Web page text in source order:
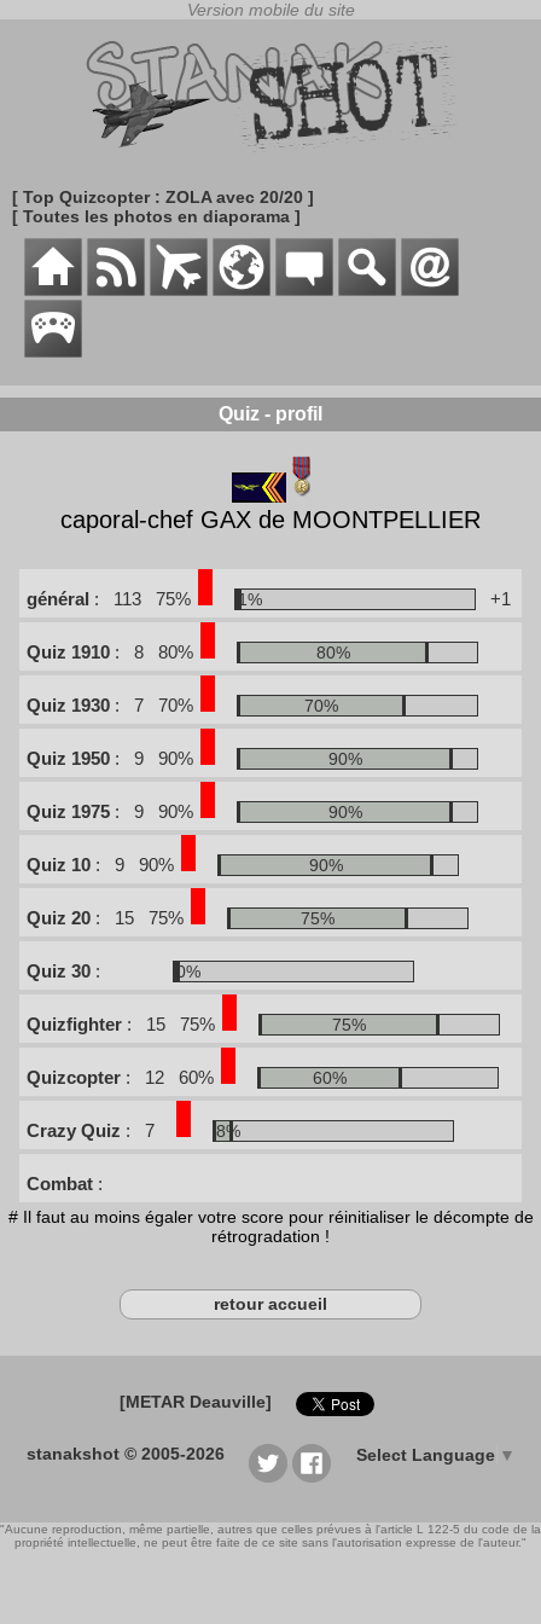
[ Top Quizcopter : ZOLA avec 20/20 ]
[ Toutes les photos en diaporama ]
Quiz - profil
caporal-chef GAX de MOONTPELLIER
général : 113 75% 1% +1
Quiz 1910 : 8 80% 80%
Quiz 1930 : 7 70% 70%
Quiz 1950 : 9 90% 90%
Quiz 1975 : 9 90% 90%
Quiz 10 : 9 90% 90%
Quiz 20 : 15 75% 75%
Quiz 30 : 0%
Quizfighter : 15 75% 75%
Quizcopter : 12 60% 60%
Crazy Quiz : 7 8%
Combat :
# Il faut au moins égaler votre score pour réinitialiser le décompte de
rétrogradation !
retour accueil
[METAR Deauville]
stanakshot © 2005-2026 Select Language ▼
"Aucune reproduction, même partielle, autres que celles prévues à l'article L 122-5 du code de la
propriété intellectuelle, ne peut être faite de ce site sans l'autorisation expresse de l'auteur."